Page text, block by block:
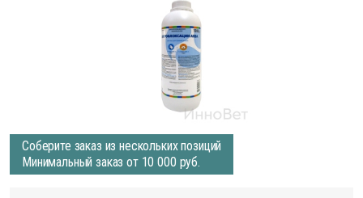
Соберите заказ из нескольких позиций
Минимальный заказ от 10 000 руб.